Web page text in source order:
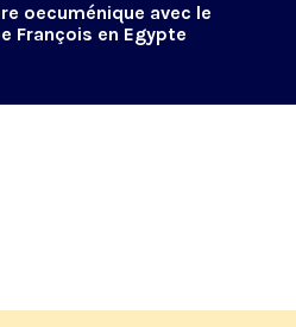
oecuménique avec le
François en Egypte